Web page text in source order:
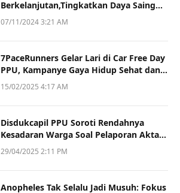
Berkelanjutan,Tingkatkan Daya Saing
dan Kualitas
07/11/2024 3:21 AM
7PaceRunners Gelar Lari di Car Free Day
PPU, Kampanye Gaya Hidup Sehat dan
Dukung UMKM
15/02/2025 4:17 AM
Disdukcapil PPU Soroti Rendahnya
Kesadaran Warga Soal Pelaporan Akta
Kematian
29/04/2025 2:11 PM
Anopheles Tak Selalu Jadi Musuh: Fokus